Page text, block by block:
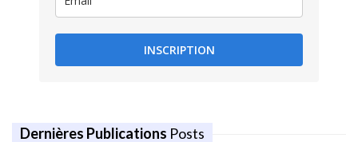
INSCRIPTION
Dernières Publications Posts